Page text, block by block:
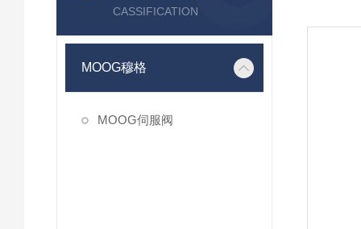
CASSIFICATION
MOOG穆格
MOOG伺服阀